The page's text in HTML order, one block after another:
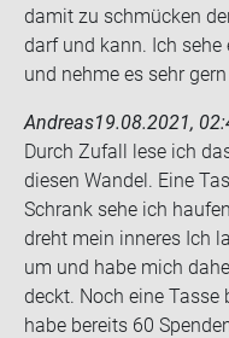
damit zu schmü­cken
darf und kann. Ich
und nehme es sehr
Andreas19.08.2021,
Durch Zu­fall lese ich
die­sen Wan­del. Eine
Schrank sehe ich
dreht mein in­ne­res Ich
um und habe mich
deckt. Noch eine
habe be­reits 60